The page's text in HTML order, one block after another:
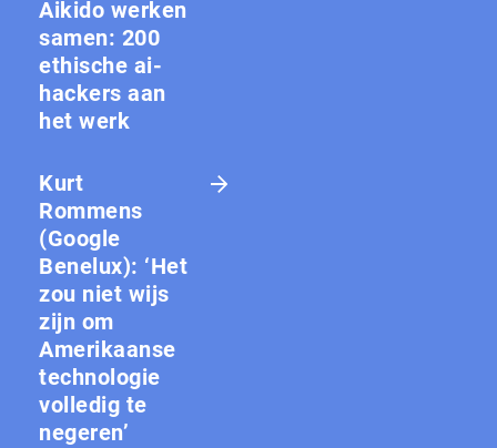
Aikido werken
samen: 200
ethische ai-
hackers aan
het werk
Kurt
Rommens
(Google
Benelux): ‘Het
zou niet wijs
zijn om
Amerikaanse
technologie
volledig te
negeren’